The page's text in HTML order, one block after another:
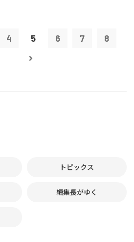
4 5 6 7 8
トピックス
編集長がゆく